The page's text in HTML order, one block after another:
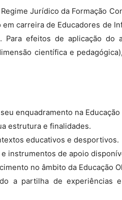
Jurídico da Formação
carreira de Educadores de
Para efeitos de aplicação do
científica e
enquadramento na Educação
estrutura e finalidades.
educativos e desportivos.
instrumentos de apoio
no âmbito da Educação
a partilha de experiências